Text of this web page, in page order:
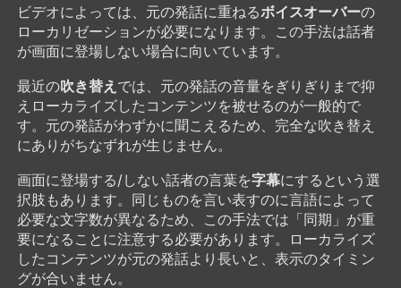
ビデオによっては、元の発話に重ねるボイスオーバーの
ローカリゼーションが必要になります。この手法は話者
が画面に登場しない場合に向いています。
最近の吹き替え では、元の発話の音量をぎりぎりまで抑
えローカライズしたコンテンツを被せるのが一般的で
す。元の発話がわずかに聞こえるため、完全な吹き替え
にありがちなずれが生じません。
画面に登場する/しない話者の言葉を字幕にするという選
択肢もあります。同じものを言い表すのに言語によって
必要な文字数が異なるため、この手法では「同期」が重
要になることに注意する必要があります。ローカライズ
したコンテンツが元の発話より長いと、表示のタイミン
グが合いません。